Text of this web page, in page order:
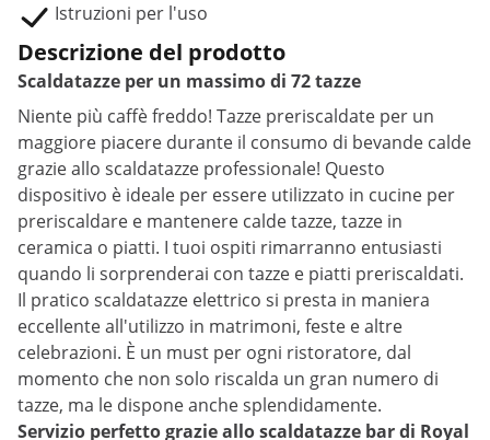
Istruzioni per l'uso
Descrizione del prodotto
Scaldatazze per un massimo di 72 tazze
Niente più caffè freddo! Tazze preriscaldate per un
maggiore piacere durante il consumo di bevande calde
grazie allo scaldatazze professionale! Questo
dispositivo è ideale per essere utilizzato in cucine per
preriscaldare e mantenere calde tazze, tazze in
ceramica o piatti. I tuoi ospiti rimarranno entusiasti
quando li sorprenderai con tazze e piatti preriscaldati.
Il pratico scaldatazze elettrico si presta in maniera
eccellente all'utilizzo in matrimoni, feste e altre
celebrazioni. È un must per ogni ristoratore, dal
momento che non solo riscalda un gran numero di
tazze, ma le dispone anche splendidamente.
Servizio perfetto grazie allo scaldatazze bar di Royal